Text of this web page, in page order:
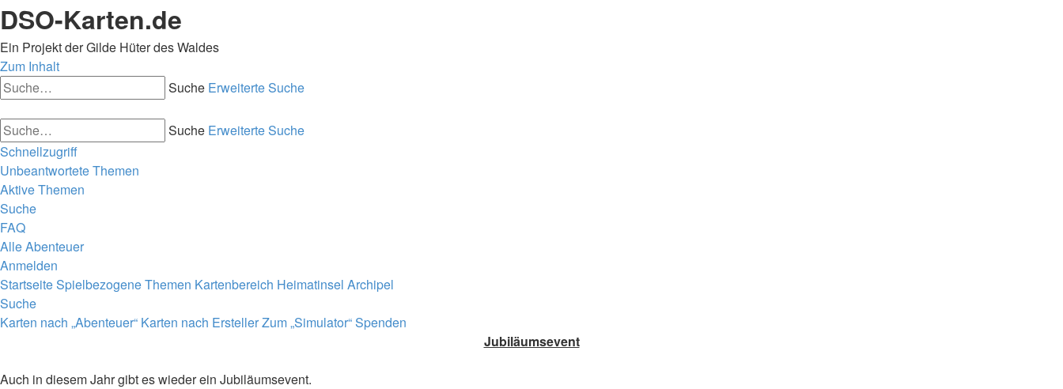
DSO-Karten.de
Ein Projekt der Gilde Hüter des Waldes
Zum Inhalt
Suche Erweiterte Suche
Suche Erweiterte Suche
Schnellzugriff
Unbeantwortete Themen
Aktive Themen
Suche
FAQ
Alle Abenteuer
Anmelden
StartseiteSpielbezogene Themen Kartenbereich Heimatinsel Archipel
Suche
Karten nach „Abenteuer“ Karten nach ErstellerZum „Simulator“Spenden
Jubiläumsevent
Auch in diesem Jahr gibt es wieder ein Jubiläumsevent.